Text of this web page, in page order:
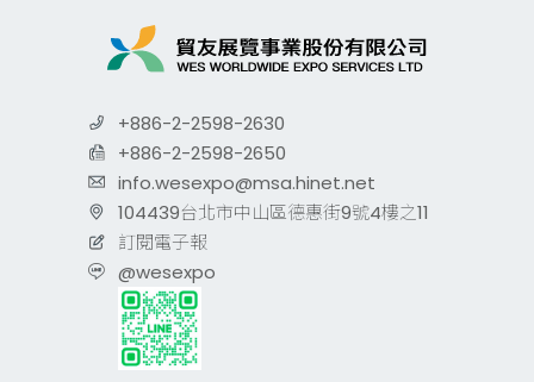
+886-2-2598-2630
+886-2-2598-2650
info.wesexpo@msa.hinet.net
104439台北市中山區德惠街9號4樓之11
訂閱電子報
@wesexpo